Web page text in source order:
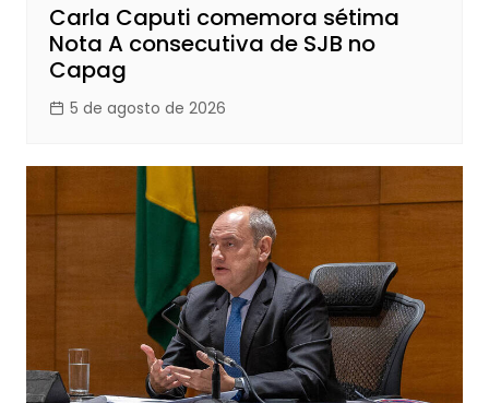
Carla Caputi comemora sétima
Nota A consecutiva de SJB no
Capag
5 de agosto de 2026